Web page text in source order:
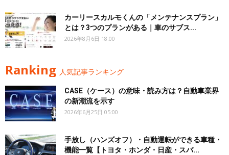
カーリースカルモくんの「メンテナンスプラン」
とは？3つのプランがある｜車のサブス...
2026年8月6日 18:00
Ranking 人気記事ランキング
CASE（ケース）の意味・読み方は？自動車業界
の新潮流を示す
2026年6月25日 05:00
手放し（ハンズオフ）・自動運転ができる車種・
機能一覧【トヨタ・ホンダ・日産・スバ...